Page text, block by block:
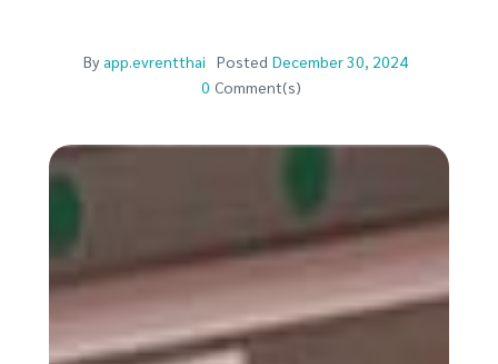
By app.evrentthai Posted December 30, 2024
0 Comment(s)